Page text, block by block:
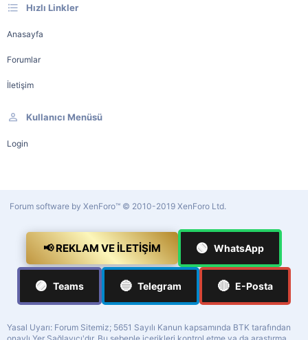
Hızlı Linkler
Anasayfa
Forumlar
İletişim
Kullanıcı Menüsü
Login
Forum software by XenForo™ © 2010-2019 XenForo Ltd.
📢 REKLAM VE İLETIŞIM 🟢 WhatsApp
🟣 Teams 🔵 Telegram 🔴 E-Posta
Yasal Uyarı: Forum Sitemiz; 5651 Sayılı Kanun kapsamında BTK tarafından